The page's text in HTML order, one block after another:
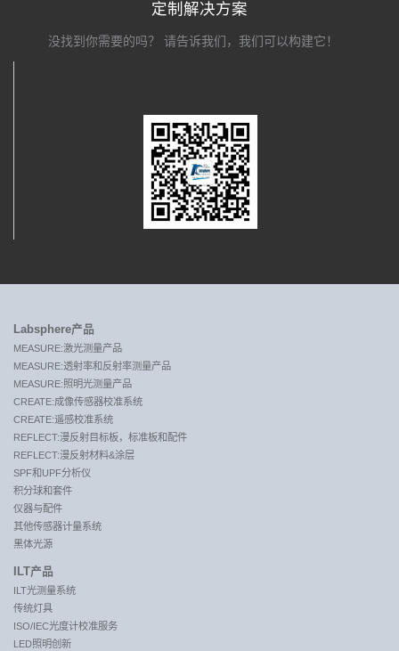
定制解决方案
没找到你需要的吗？ 请告诉我们，我们可以构建它！
Labsphere产品
MEASURE:激光测量产品
MEASURE:透射率和反射率测量产品
MEASURE:照明光测量产品
CREATE:成像传感器校准系统
CREATE:遥感校准系统
REFLECT:漫反射目标板，标准板和配件
REFLECT:漫反射材料&涂层
SPF和UPF分析仪
积分球和套件
仪器与配件
其他传感器计量系统
黑体光源
ILT产品
ILT光测量系统
传统灯具
ISO/IEC光度计校准服务
LED照明创新